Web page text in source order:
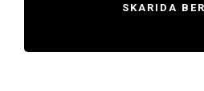
SKARIDA